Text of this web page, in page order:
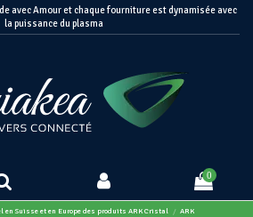
avec Amour et chaque fourniture est dynamisée avec
la puissance du plasma
0
en Suisse et en Europe des produits ARK Cristal
ARK